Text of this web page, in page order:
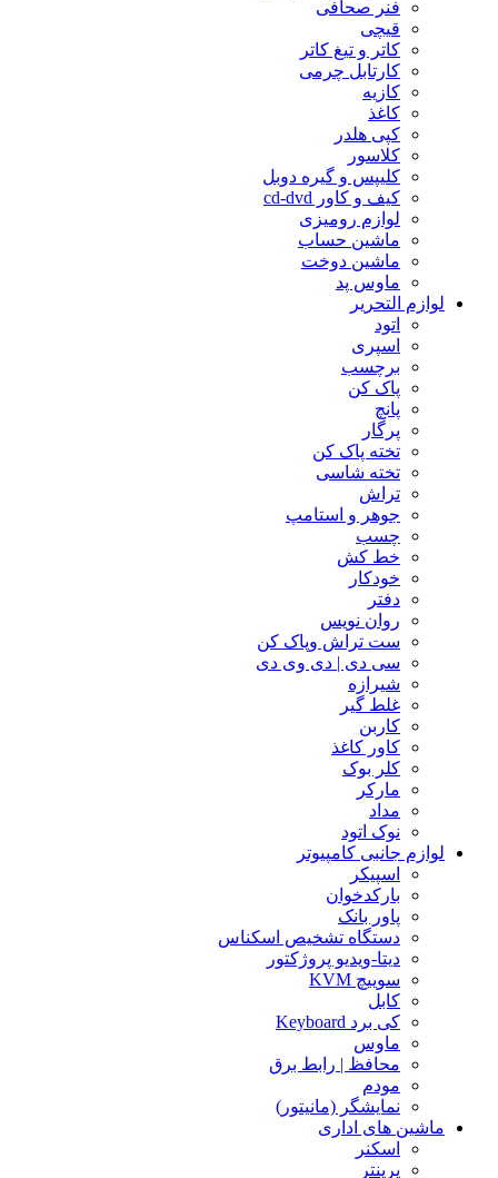
فنر صحافی
قیچی
کاتر و تیغ کاتر
کارتابل چرمی
کازیه
کاغذ
کپی هلدر
کلاسور
کلیپس و گیره دوبل
کیف و کاور cd-dvd
لوازم رومیزی
ماشین حساب
ماشین دوخت
ماوس پد
لوازم التحریر
اتود
اسپری
برچسب
پاک کن
پانچ
پرگار
تخته پاک کن
تخته شاسی
تراش
جوهر و استامپ
چسب
خط کش
خودکار
دفتر
روان نویس
ست تراش وپاک کن
سی دی | دی وی دی
شیرازه
غلط گیر
کاربن
کاور کاغذ
کلر بوک
مارکر
مداد
نوک اتود
لوازم جانبی کامپیوتر
اسپیکر
بارکدخوان
پاور بانک
دستگاه تشخیص اسکناس
دیتا-ویدیو پروژکتور
سوییچ KVM
کابل
کی برد Keyboard
ماوس
محافظ | رابط برق
مودم
نمایشگر (مانیتور)
ماشین های اداری
اسکنر
پرینتر